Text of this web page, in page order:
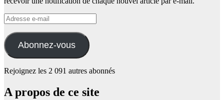
Adresse
e-
mail
Abonnez-vous
Rejoignez les 2 091 autres abonnés
A propos de ce site